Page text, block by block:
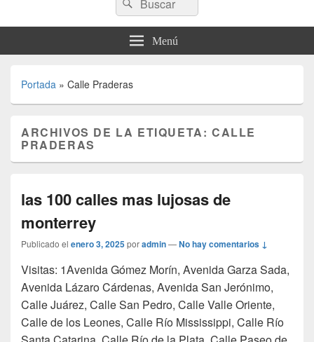
por:
Menú
Portada » Calle Praderas
ARCHIVOS DE LA ETIQUETA:CALLE
PRADERAS
las 100 calles mas lujosas de
monterrey
Publicado el enero 3, 2025poradmin—No hay comentarios ↓
Visitas: 1Avenida Gómez Morín, Avenida Garza Sada,
Avenida Lázaro Cárdenas, Avenida San Jerónimo,
Calle Juárez, Calle San Pedro, Calle Valle Oriente,
Calle de los Leones, Calle Río Mississippi, Calle Río